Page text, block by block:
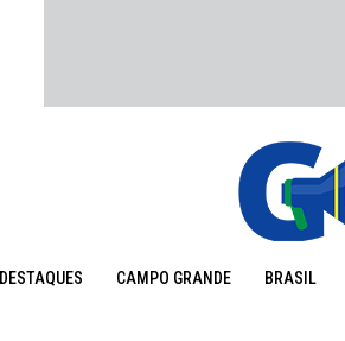
DESTAQUES CAMPO GRANDE BRASIL